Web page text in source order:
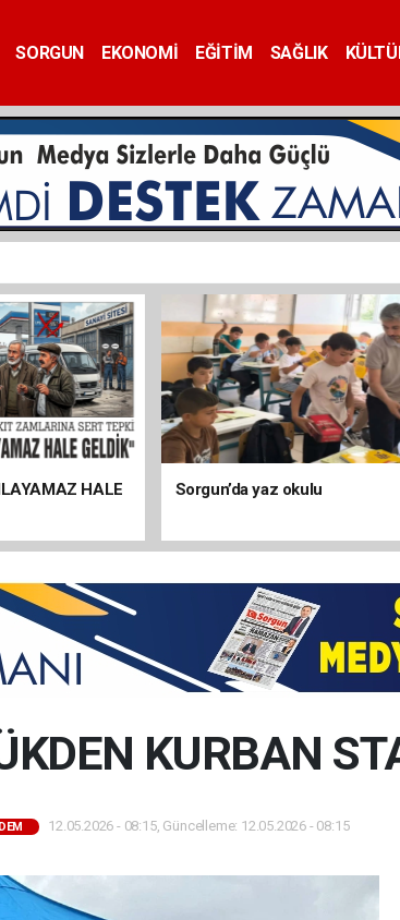
SORGUN EKONOMİ EĞİTİM SAĞLIK
HALE
Sorgun’da yaz okulu
KURBAN
12.05.2026 - 08:15, Güncelleme: 12.05.2026 - 08:15